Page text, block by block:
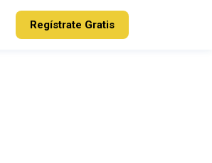
Regístrate Gratis